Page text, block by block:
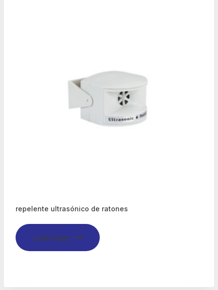
repelente ultrasónico de ratones
Leer más